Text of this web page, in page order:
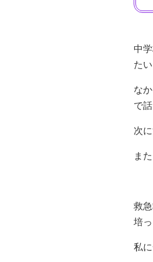
中
た
な
で
次
ま
救
培
私